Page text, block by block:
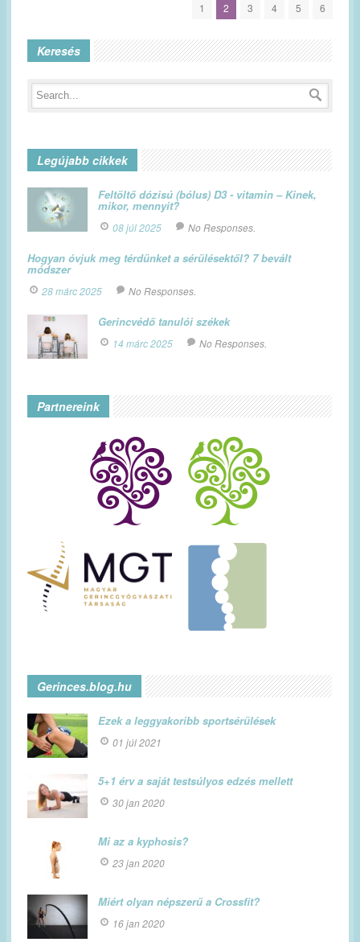
1 2 3 4 5 6
Keresés
Legújabb cikkek
Feltöltő dózisú (bólus) D3 - vitamin – Kinek,
mikor, mennyit?
08 júl 2025 No Responses.
Hogyan óvjuk meg térdünket a sérülésektől? 7 bevált
módszer
28 márc 2025 No Responses.
Gerincvédő tanulói székek
14 márc 2025 No Responses.
Partnereink
Gerinces.blog.hu
Ezek a leggyakoribb sportsérülések
01 júl 2021
5+1 érv a saját testsúlyos edzés mellett
30 jan 2020
Mi az a kyphosis?
23 jan 2020
Miért olyan népszerű a Crossfit?
16 jan 2020